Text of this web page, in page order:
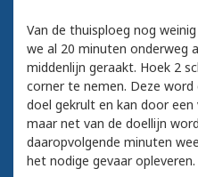
Van de thuisploeg nog
we al 20 minuten onderweg
middenlijn geraakt. Hoek 2
corner te nemen. Deze
doel gekrult en kan door
maar net van de doellijn
daaropvolgende minuten
het nodige gevaar opleveren.